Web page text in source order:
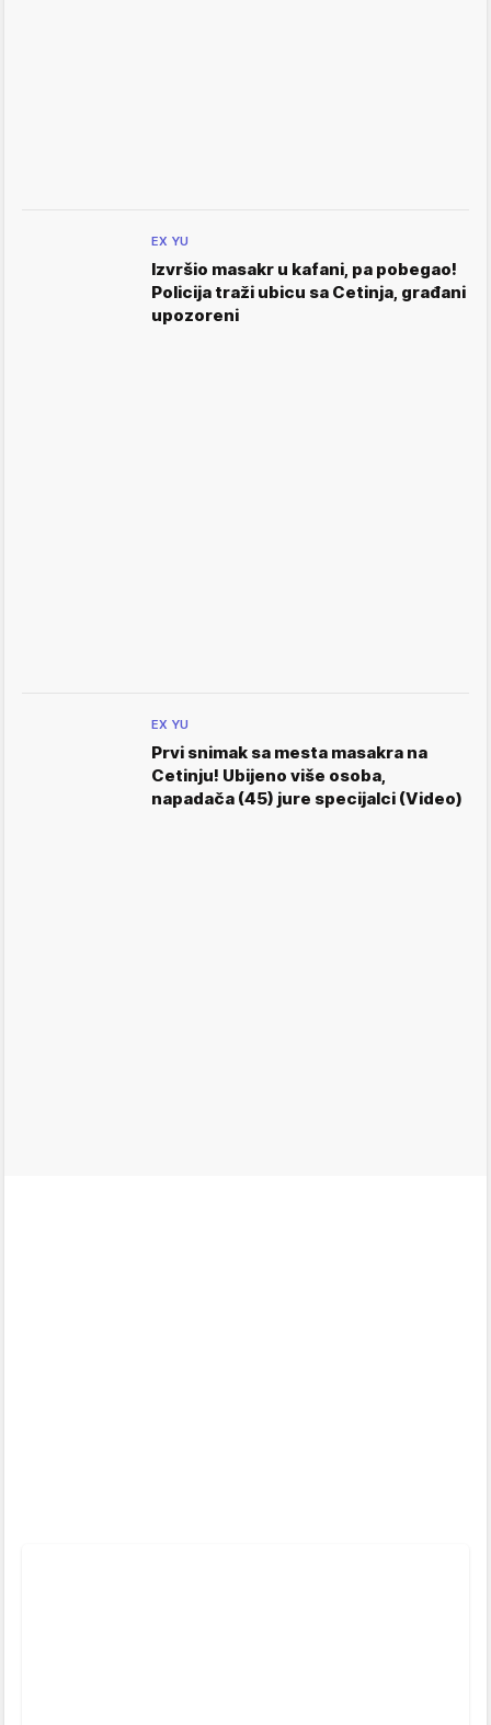
EX YU
Izvršio masakr u kafani, pa pobegao!
Policija traži ubicu sa Cetinja, građani
upozoreni
EX YU
Prvi snimak sa mesta masakra na
Cetinju! Ubijeno više osoba,
napadača (45) jure specijalci (Video)